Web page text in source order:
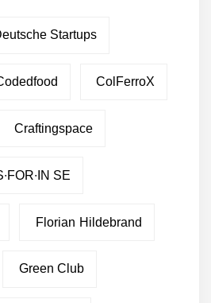
Startups
ColFerroX
Craftingspace
SE
Florian Hildebrand
Green Club